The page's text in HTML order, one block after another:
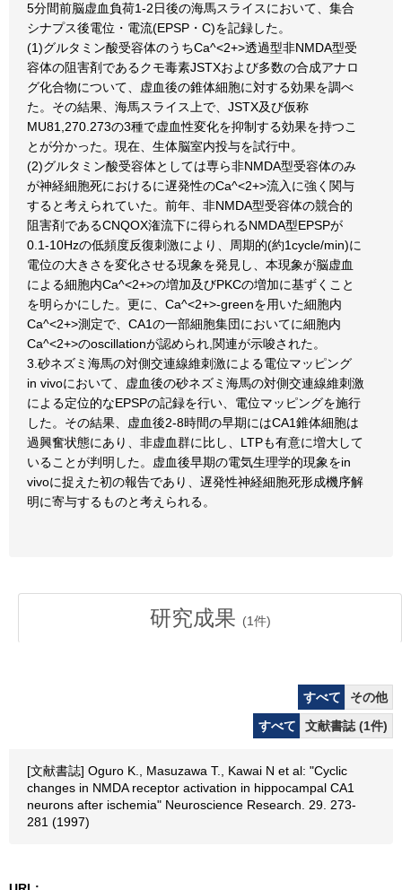
5分間前脳虚血負荷1-2日後の海馬スライスにおいて、集合
シナプス後電位・電流(EPSP・C)を記録した。
(1)グルタミン酸受容体のうちCa^<2+>透過型非NMDA型受
容体の阻害剤であるクモ毒素JSTXおよび多数の合成アナロ
グ化合物について、虚血後の錐体細胞に対する効果を調べ
た。その結果、海馬スライス上で、JSTX及び仮称
MU81,270.273の3種で虚血性変化を抑制する効果を持つこ
とが分かった。現在、生体脳室内投与を試行中。
(2)グルタミン酸受容体としては専ら非NMDA型受容体のみ
が神経細胞死におけるに遅発性のCa^<2+>流入に強く関与
すると考えられていた。前年、非NMDA型受容体の競合的
阻害剤であるCNQOX潅流下に得られるNMDA型EPSPが
0.1-10Hzの低頻度反復刺激により、周期的(約1cycle/min)に
電位の大きさを変化させる現象を発見し、本現象が脳虚血
による細胞内Ca^<2+>の増加及びPKCの増加に基ずくこと
を明らかにした。更に、Ca^<2+>-greenを用いた細胞内
Ca^<2+>測定で、CA1の一部細胞集団においてに細胞内
Ca^<2+>のoscillationが認められ,関連が示唆された。
3.砂ネズミ海馬の対側交連線維刺激による電位マッピング
in vivoにおいて、虚血後の砂ネズミ海馬の対側交連線維刺激
による定位的なEPSPの記録を行い、電位マッピングを施行
した。その結果、虚血後2-8時間の早期にはCA1錐体細胞は
過興奮状態にあり、非虚血群に比し、LTPも有意に増大して
いることが判明した。虚血後早期の電気生理学的現象をin
vivoに捉えた初の報告であり、遅発性神経細胞死形成機序解
明に寄与するものと考えられる。
研究成果 (1件)
すべて
その他
すべて
文献書誌 (1件)
[文献書誌] Oguro K., Masuzawa T., Kawai N et al: "Cyclic
changes in NMDA receptor activation in hippocampal CA1
neurons after ischemia" Neuroscience Research. 29. 273-
281 (1997)